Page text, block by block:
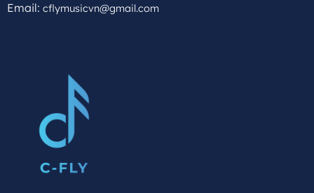
Email: cflymusicvn@gmail.com